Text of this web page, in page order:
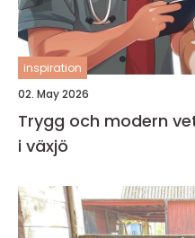
inspiration
02. May 2026
Trygg och modern
i växjö